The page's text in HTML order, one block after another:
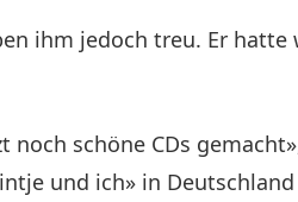
ihm jedoch treu. Er
noch schöne CDs
und ich» in